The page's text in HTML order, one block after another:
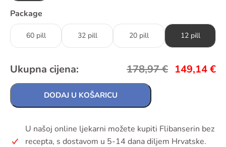
Package
60 pill 32 pill 20 pill 12 pill
Ukupna cijena: 178,97€ 149,14€
DODAJ U KOŠARICU
U našoj online ljekarni možete kupiti Flibanserin bez
recepta, s dostavom u 5-14 dana diljem Hrvatske.